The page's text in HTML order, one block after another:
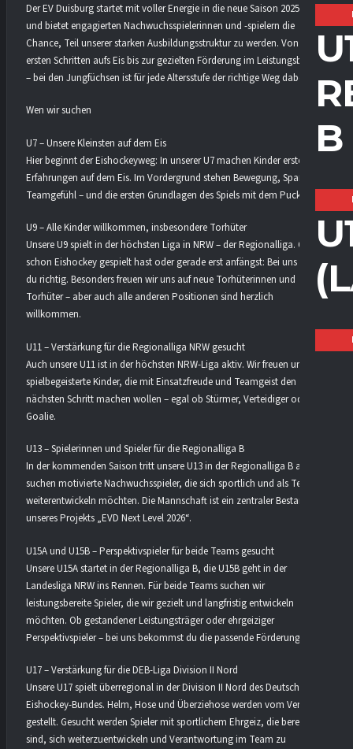
B
Der EV Duisburg startet mit voller Energie in die neue Saison 2025/2026
und bietet engagierten Nachwuchsspielerinnen und -spielern die
Chance, Teil unserer starken Ausbildungsstruktur zu werden. Von den
ersten Schritten aufs Eis bis zur gezielten Förderung im Leistungsbereich
– bei den Jungfüchsen ist für jede Altersstufe der richtige Weg dabei.
Wen wir suchen
U7 – Unsere Kleinsten auf dem Eis
Hier beginnt der Eishockeyweg: In unserer U7 machen Kinder erste
Erfahrungen auf dem Eis. Im Vordergrund stehen Bewegung, Spaß und
Teamgefühl – und die ersten Grundlagen des Spiels mit dem Puck.
U9 – Alle Kinder willkommen, insbesondere Torhüter
Unsere U9 spielt in der höchsten Liga in NRW – der Regionalliga. Ob du
schon Eishockey gespielt hast oder gerade erst anfängst: Bei uns bist
du richtig. Besonders freuen wir uns auf neue Torhüterinnen und
Torhüter – aber auch alle anderen Positionen sind herzlich
willkommen.
U11 – Verstärkung für die Regionalliga NRW gesucht
Auch unsere U11 ist in der höchsten NRW-Liga aktiv. Wir freuen uns auf
spielbegeisterte Kinder, die mit Einsatzfreude und Teamgeist den
nächsten Schritt machen wollen – egal ob Stürmer, Verteidiger oder
Goalie.
U13 – Spielerinnen und Spieler für die Regionalliga B
In der kommenden Saison tritt unsere U13 in der Regionalliga B an. Wir
suchen motivierte Nachwuchsspieler, die sich sportlich und als Team
weiterentwickeln möchten. Die Mannschaft ist ein zentraler Bestandteil
unseres Projekts „EVD Next Level 2026“.
U15A und U15B – Perspektivspieler für beide Teams gesucht
Unsere U15A startet in der Regionalliga B, die U15B geht in der
Landesliga NRW ins Rennen. Für beide Teams suchen wir
leistungsbereite Spieler, die wir gezielt und langfristig entwickeln
möchten. Ob gestandener Leistungsträger oder ehrgeiziger
Perspektivspieler – bei uns bekommst du die passende Förderung.
U17 – Verstärkung für die DEB-Liga Division II Nord
Unsere U17 spielt überregional in der Division II Nord des Deutschen
Eishockey-Bundes. Helm, Hose und Überziehose werden vom Verein
gestellt. Gesucht werden Spieler mit sportlichem Ehrgeiz, die bereit
sind, sich weiterzuentwickeln und Verantwortung im Team zu